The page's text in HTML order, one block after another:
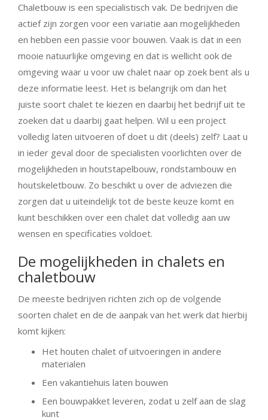
Chaletbouw is een specialistisch vak. De bedrijven die
actief zijn zorgen voor een variatie aan mogelijkheden
en hebben een passie voor bouwen. Vaak is dat in een
mooie natuurlijke omgeving en dat is wellicht ook de
omgeving waar u voor uw chalet naar op zoek bent als u
deze informatie leest. Het is belangrijk om dan het
juiste soort chalet te kiezen en daarbij het bedrijf uit te
zoeken dat u daarbij gaat helpen. Wil u een project
volledig laten uitvoeren of doet u dit (deels) zelf? Laat u
in ieder geval door de specialisten voorlichten over de
mogelijkheden in houtstapelbouw, rondstambouw en
houtskeletbouw. Zo beschikt u over de adviezen die
zorgen dat u uiteindelijk tot de beste keuze komt en
kunt beschikken over een chalet dat volledig aan uw
wensen en specificaties voldoet.
De mogelijkheden in chalets en
chaletbouw
De meeste bedrijven richten zich op de volgende
soorten chalet en de de aanpak van het werk dat hierbij
komt kijken:
Het houten chalet of uitvoeringen in andere
materialen
Een vakantiehuis laten bouwen
Een bouwpakket leveren, zodat u zelf aan de slag
kunt